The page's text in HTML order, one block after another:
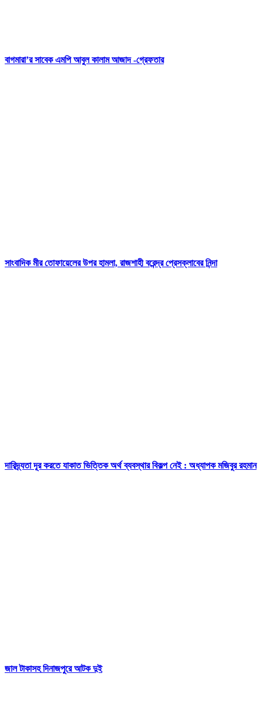
বাগমারা’র সাবেক এমপি আবুল কালাম আজাদ -গ্রেফতার
সাংবাদিক মীর তোফায়েলের উপর হামলা, রাজশাহী বরেন্দ্র প্রেসক্লাবের নিন্দা
দারিদ্র্যতা দূর করতে যাকাত ভিত্তিক অর্থ ব্যবস্থার বিকল্প নেই : অধ্যাপক মজিবুর রহমান
জাল টাকাসহ দিনাজপুরে আটক দুই